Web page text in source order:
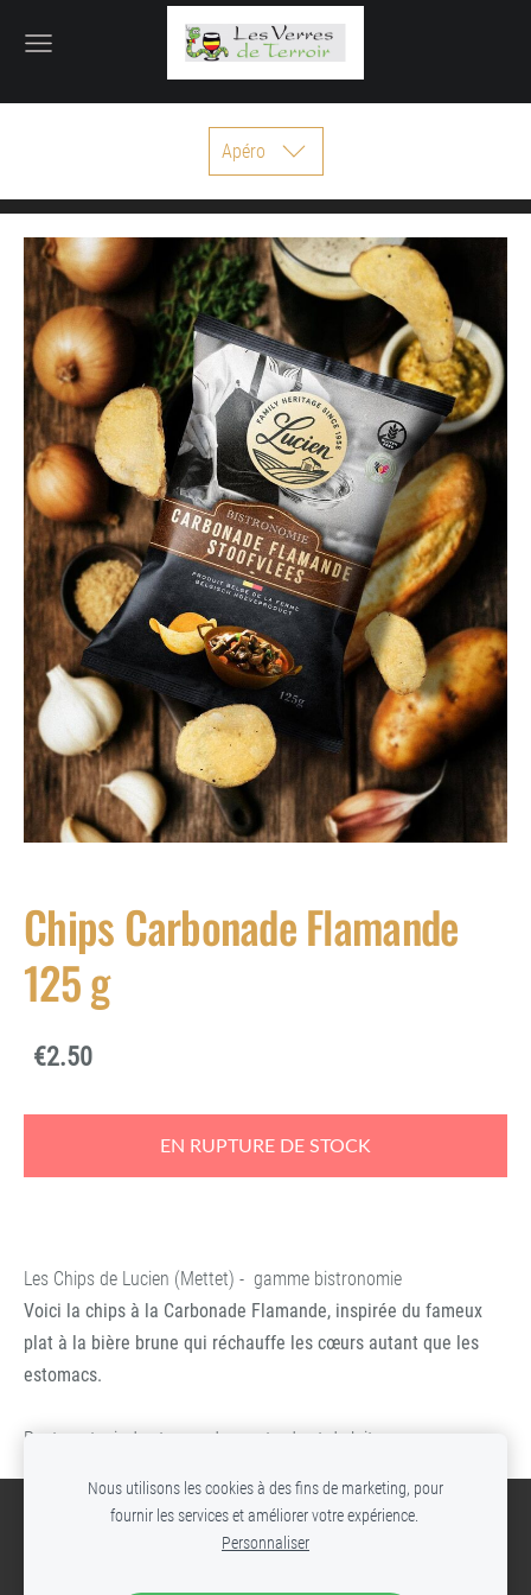
Apéro
Chips Carbonade Flamande
125 g
€2.50
EN RUPTURE DE STOCK
Les Chips de Lucien (Mettet) - gamme bistronomie
Voici la chips à la Carbonade Flamande, inspirée du fameux
plat à la bière brune qui réchauffe les cœurs autant que les
estomacs.
Peut contenir des traces de moutarde et de lait
Cookies
© Site réalisé par Les Verres de Terroir.
Nous utilisons les cookies à des fins de marketing, pour
fournir les services et améliorer votre expérience.
Personnaliser